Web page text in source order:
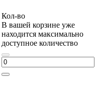
Кол-во
В вашей корзине уже
находится максимально
доступное количество